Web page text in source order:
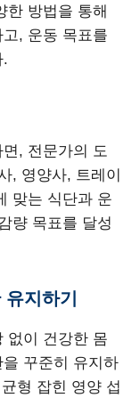
한 방법을 통해
, 운동 목표를
.
, 전문가의 도
, 영양사, 트레이
맞는 식단과 운
량 목표를 달성
지하기
없이 건강한 몸
꾸준히 유지하
형 잡힌 영양 섭